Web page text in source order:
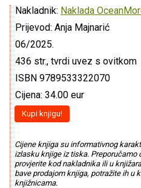
Nakladnik: Naklada
Prijevod: Anja Majnarić
06/2025.
436 str., tvrdi uvez s ovitkom
ISBN 9789533322070
Cijena: 34.00 eur
Kupi knjigu!
Cijene knjiga su informativnog
izlasku knjige iz tiska. Preporučamo
provjerite kod nakladnika ili u
bave prodajom knjiga, potražite ih u
knjižnicama.